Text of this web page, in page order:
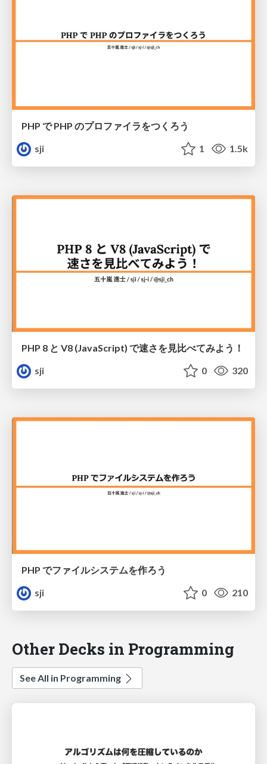
PHP で PHP のプロファイラをつくろう
sji
1 1.5k
PHP 8 と V8 (JavaScript) で速さを見比べてみよう！
sji
0 320
PHP でファイルシステムを作ろう
sji
0 210
Other Decks in Programming
See All in Programming